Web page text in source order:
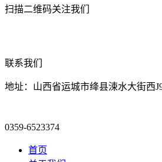
扫描二维码关注我们
联系我们
地址：山西省运城市绛县涑水大街西
0359-6523374
首页